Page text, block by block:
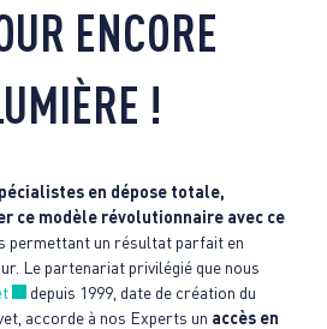
ENCORE
!
en dépose totale,
ce modèle révolutionnaire avec ce
permettant un résultat parfait en
Le partenariat privilégié que nous
Nouvelle fenêtre
depuis 1999, date de création du
accorde à nos Experts un accès en